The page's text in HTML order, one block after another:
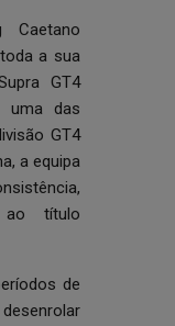
Caetano
a sua
GT4
uma das
GT4
a equipa
ao título
de